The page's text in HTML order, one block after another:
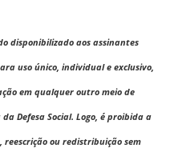
disponibilizado aos assinantes
uso único, individual e exclusivo,
em qualquer outro meio de
Defesa Social. Logo, é proibida a
ou redistribuição sem